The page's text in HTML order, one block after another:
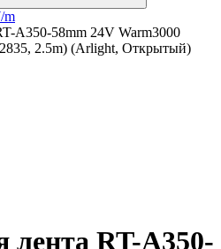
m
A350-58mm 24V Warm3000
2.5m) (Arlight, Открытый)
лента RT-A350-